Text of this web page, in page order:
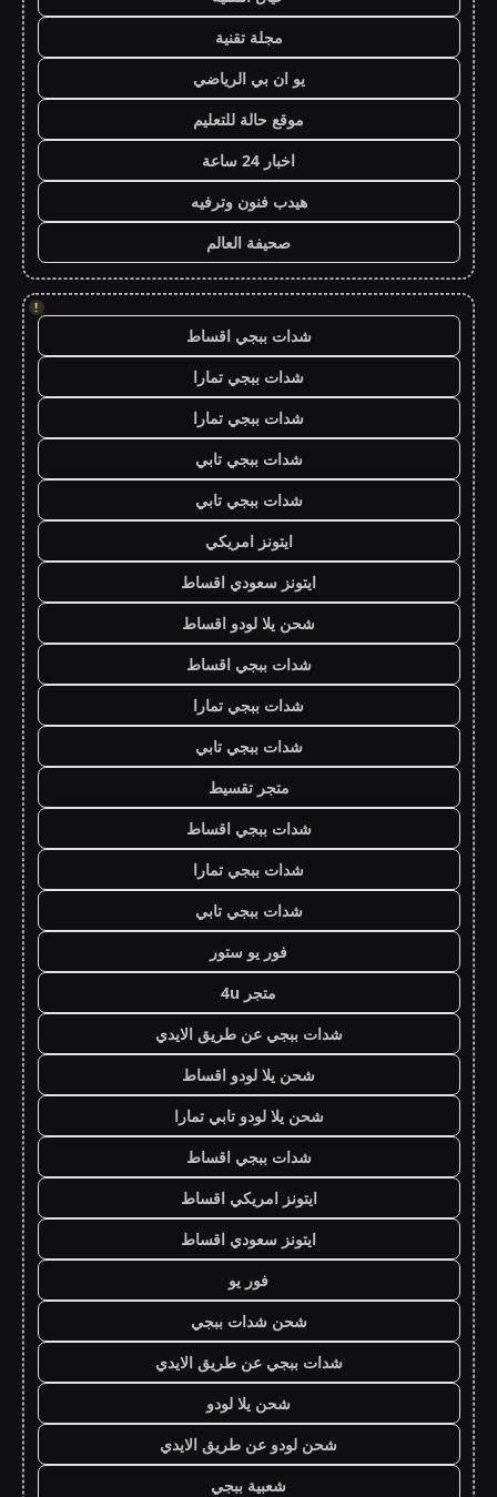
مجلة تقنية
يو ان بي الرياضي
موقع حالة للتعليم
اخبار 24 ساعة
هيدب فنون وترفيه
صحيفة العالم
!
شدات ببجي اقساط
شدات ببجي تمارا
شدات ببجي تمارا
شدات ببجي تابي
شدات ببجي تابي
ايتونز امريكي
ايتونز سعودي اقساط
شحن يلا لودو اقساط
شدات ببجي اقساط
شدات ببجي تمارا
شدات ببجي تابي
متجر تقسيط
شدات ببجي اقساط
شدات ببجي تمارا
شدات ببجي تابي
فور يو ستور
متجر 4u
شدات ببجي عن طريق الايدي
شحن يلا لودو اقساط
شحن يلا لودو تابي تمارا
شدات ببجي اقساط
ايتونز امريكي اقساط
ايتونز سعودي اقساط
فور يو
شحن شدات ببجي
شدات ببجي عن طريق الايدي
شحن يلا لودو
شحن لودو عن طريق الايدي
شعبية ببجي